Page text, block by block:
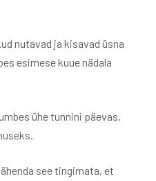
nutavad ja kisavad üsna
esimese kuue nädala
ühe tunnini päevas,
see tingimata, et